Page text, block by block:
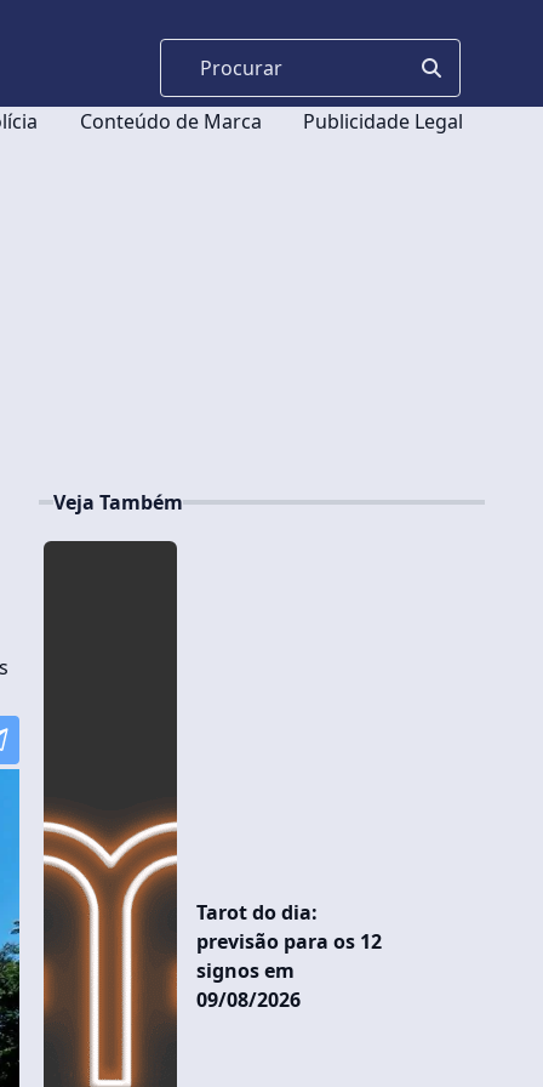
Conteúdo de Marca Publicidade Legal
Veja Também
Tarot do dia:
previsão para os 12
signos em
09/08/2026